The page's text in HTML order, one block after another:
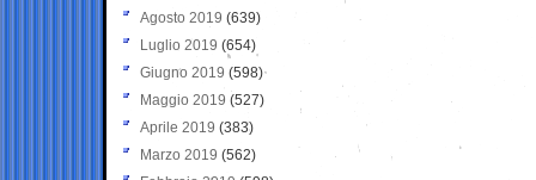
Agosto 2019 (639)
Luglio 2019 (654)
Giugno 2019 (598)
Maggio 2019 (527)
Aprile 2019 (383)
Marzo 2019 (562)